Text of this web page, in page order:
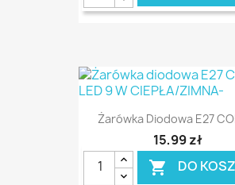
Żarówka Diodowa E27
15,99 zł
 DO